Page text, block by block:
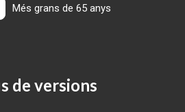
Més grans de 65 anys
de versions